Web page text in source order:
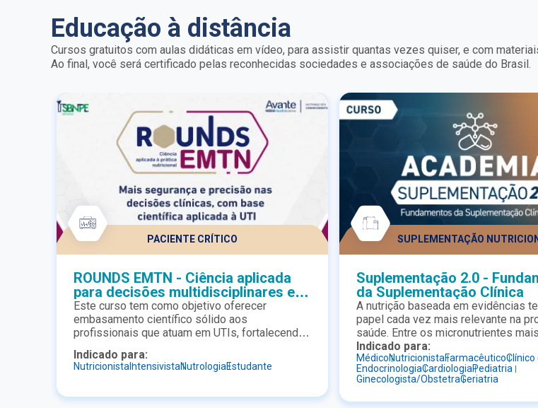
Educação à distância
Cursos gratuitos com aulas didáticas em vídeo, para assistir quantas vezes quiser, e com
Ao final, você será certificado pelas reconhecidas sociedades e associações de saúde do Brasil.
PACIENTE CRÍTICO
ROUNDS EMTN - Ciência aplicada
para decisões multidisciplinares em
terapia nutricional
Este curso tem como objetivo oferecer
embasamento científico sólido aos
profissionais que atuam em UTIs, fortalecendo
discussões multidisciplinares à beira-leito. A
proposta é qualificar a tomada de decisão
segurança nas condutas e aplicação prática das
Indicado para:
Nutricionista IntensivistaNutrologiaEstudante
SUPLEMENTAÇÃO
Suplementação 2.0 -
da Suplementação Clínica
A nutrição baseada em evidências
papel cada vez mais relevante na
saúde. Entre os micronutrientes mais
discutidos na prática clínica estão a
o ômega-3 e os multivitamínicos,
frequentemente associados a
importantes. O curso Nutrição Básica
desenvolvido para profissionais da
Indicado para:
MédicoNutricionistaFarmacêuticoClínico
EndocrinologiaCardiologiaPediatria
Ginecologista/ObstetraGeriatria